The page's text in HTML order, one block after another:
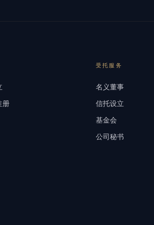
册
受托服务
名义董事
信托设立
基金会
公司秘书